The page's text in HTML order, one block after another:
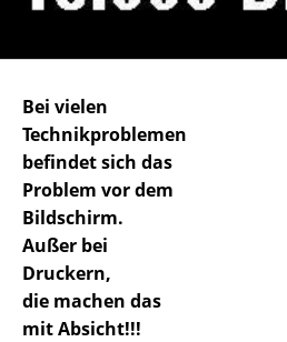
Bei vielen
Technikproblemen
befindet sich das
Problem vor dem
Bildschirm.
Außer bei
Druckern,
die machen das
mit Absicht!!!